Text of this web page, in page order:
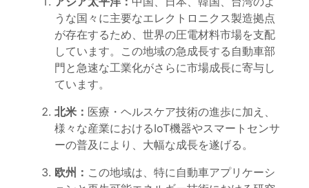
うな国々に主要なエレクトロニクス製造拠点
が存在するため、世界の圧電材料市場を支配
しています。この地域の急成長する自動車部
門と急速な工業化がさらに市場成長に寄与し
ています。
北米： 医療・ヘルスケア技術の進歩に加え、
様々な産業におけるIoT機器やスマートセンサ
ーの普及により、大幅な成長を遂げる。
欧州： この地域は、特に自動車アプリケーシ